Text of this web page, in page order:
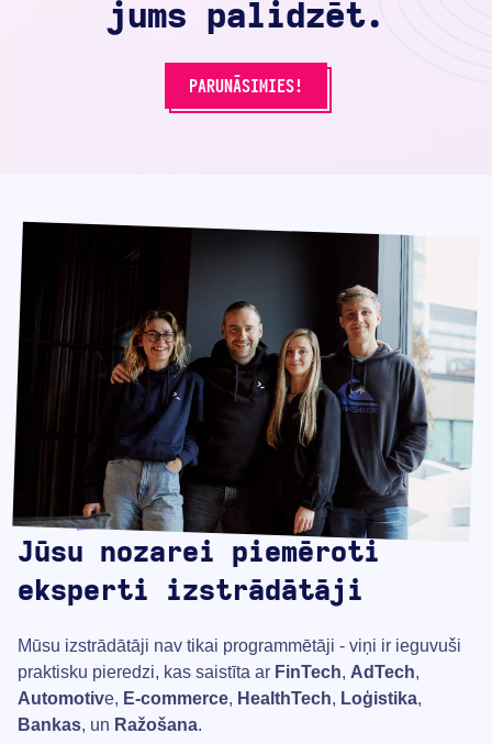
jums palīdzēt.
PARUNĀSIMIES!
Jūsu nozarei piemēroti
eksperti izstrādātāji
Mūsu izstrādātāji nav tikai programmētāji - viņi ir ieguvuši
praktisku pieredzi, kas saistīta ar FinTech, AdTech,
Automotive, E-commerce, HealthTech, Loģistika,
Bankas, un Ražošana.